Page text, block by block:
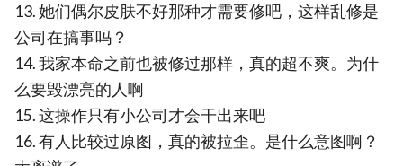
13. 她们偶尔皮肤不好那种才需要修吧，这样乱修是
公司在搞事吗？
14. 我家本命之前也被修过那样，真的超不爽。为什
么要毁漂亮的人啊
15. 这操作只有小公司才会干出来吧
16. 有人比较过原图，真的被拉歪。是什么意图啊？